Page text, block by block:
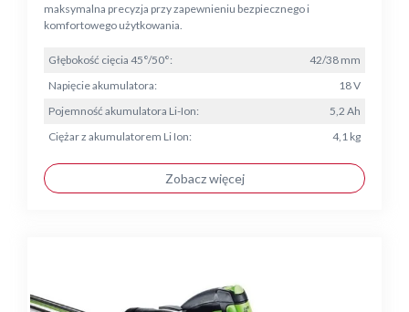
maksymalna precyzja przy zapewnieniu bezpiecznego i
komfortowego użytkowania.
Głębokość cięcia 45°/50°:
42/38 mm
Napięcie akumulatora:
18 V
Pojemność akumulatora Li-Ion:
5,2 Ah
Ciężar z akumulatorem Li Ion:
4,1 kg
Zobacz więcej